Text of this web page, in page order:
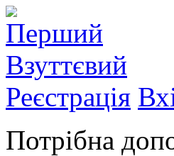
Реєстрація
Потрібна